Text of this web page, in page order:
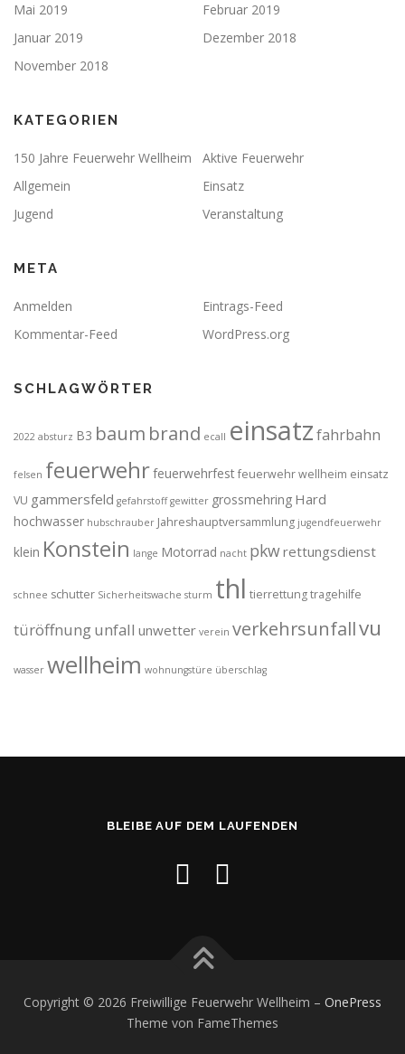
Mai 2019
Februar 2019
Januar 2019
Dezember 2018
November 2018
KATEGORIEN
150 Jahre Feuerwehr Wellheim
Aktive Feuerwehr
Allgemein
Einsatz
Jugend
Veranstaltung
META
Anmelden
Eintrags-Feed
Kommentar-Feed
WordPress.org
SCHLAGWÖRTER
2022 absturz B3 baum brand ecall einsatzfahrbahn
felsen feuerwehrfeuerwehrfest feuerwehr wellheim einsatz
VU gammersfeld gefahrstoff gewitter grossmehring Hard
hochwasser hubschrauber Jahreshauptversammlung jugendfeuerwehr
klein Konstein lange Motorrad nacht pkwrettungsdienst
schnee schutter Sicherheitswache sturm thl tierrettungtragehilfe
türöffnungunfall unwetter verein verkehrsunfallvu
wasser wellheim wohnungstüre überschlag
BLEIBE AUF DEM LAUFENDEN
Copyright © 2026 Freiwillige Feuerwehr Wellheim – OnePress
Theme von FameThemes